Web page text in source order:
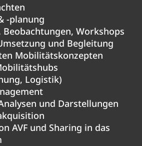
-planung
Beobachtungen, Workshops
und Begleitung
Mobilitätskonzepten
Logistik)
und Darstellungen
AVF und Sharing in das